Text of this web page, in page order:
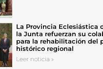
La Provincia Eclesiástica
la Junta refuerzan su
para la rehabilitación del
histórico regional
Leer noticia »